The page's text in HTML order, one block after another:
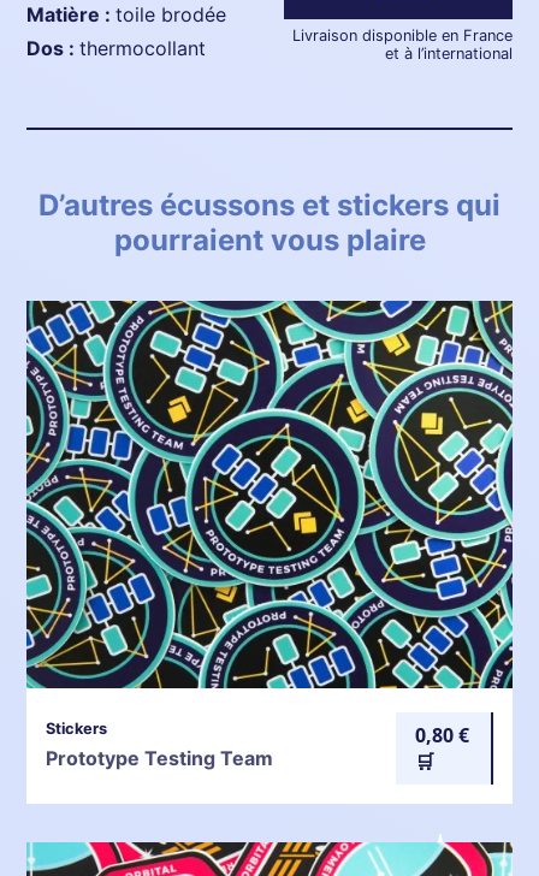
matière :toile brodée
dos :thermocollant
Livraison disponible en France
et à l’international
D’autres écussons et stickers qui
pourraient vous plaire
Stickers
Prototype Testing Team
0,80 €
🛒